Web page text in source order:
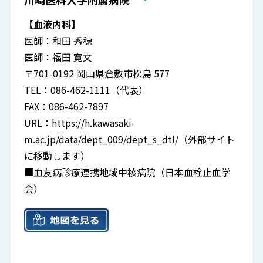
【血液内科】
医師：和田 秀穂
医師：福田 寛文
〒701-0192 岡山県倉敷市松島 577
TEL：086-462-1111（代表）
FAX：086-462-7897
URL： https://h.kawasaki-
m.ac.jp/data/dept_009/dept_s_dtl/ （外部サイト
に移動します）
■血友病診療連携地域中核病院（日本血栓止血学
会）